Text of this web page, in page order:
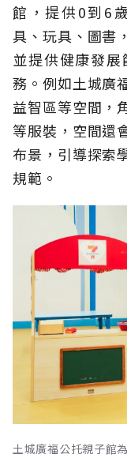
館，提供0到6
具、玩具、圖書
並提供健康發
務。例如土城廣
益智區等空間，
等服裝，空間還
布景，引導探索
規範。
土城廣福公托親子館